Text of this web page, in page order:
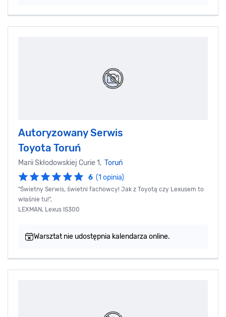
Autoryzowany Serwis
Toyota Toruń
Marii Skłodowskiej Curie 1, Toruń
6 (1 opinia)
"Świetny Serwis, świetni fachowcy! Jak z Toyotą czy Lexusem to
właśnie tu!",
LEXMAN, Lexus IS300
Warsztat nie udostępnia kalendarza online.